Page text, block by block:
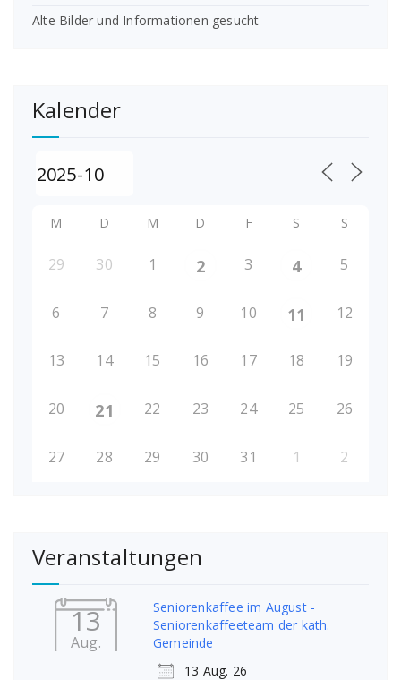
Alte Bilder und Informationen gesucht
Kalender
M D M D F S S
29 30 1 2 3 4 5
6 7 8 9 10 11 12
13 14 15 16 17 18 19
20 21 22 23 24 25 26
27 28 29 30 31 1 2
Veranstaltungen
13
Aug.
Seniorenkaffee im August -
Seniorenkaffeeteam der kath.
Gemeinde
13 Aug. 26